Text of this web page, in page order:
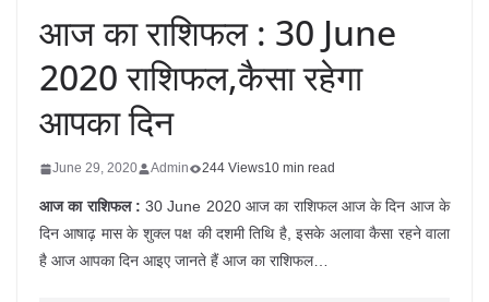
आज का राशिफल : 30 June
2020 राशिफल,कैसा रहेगा
आपका दिन
June 29, 2020 Admin 244 Views10 min read
आज का राशिफल :30 June 2020 आज का राशिफल आज के दिन आज के
दिन आषाढ़ मास के शुक्ल पक्ष की दशमी तिथि है, इसके अलावा कैसा रहने वाला
है आज आपका दिन आइए जानते हैं आज का राशिफल…